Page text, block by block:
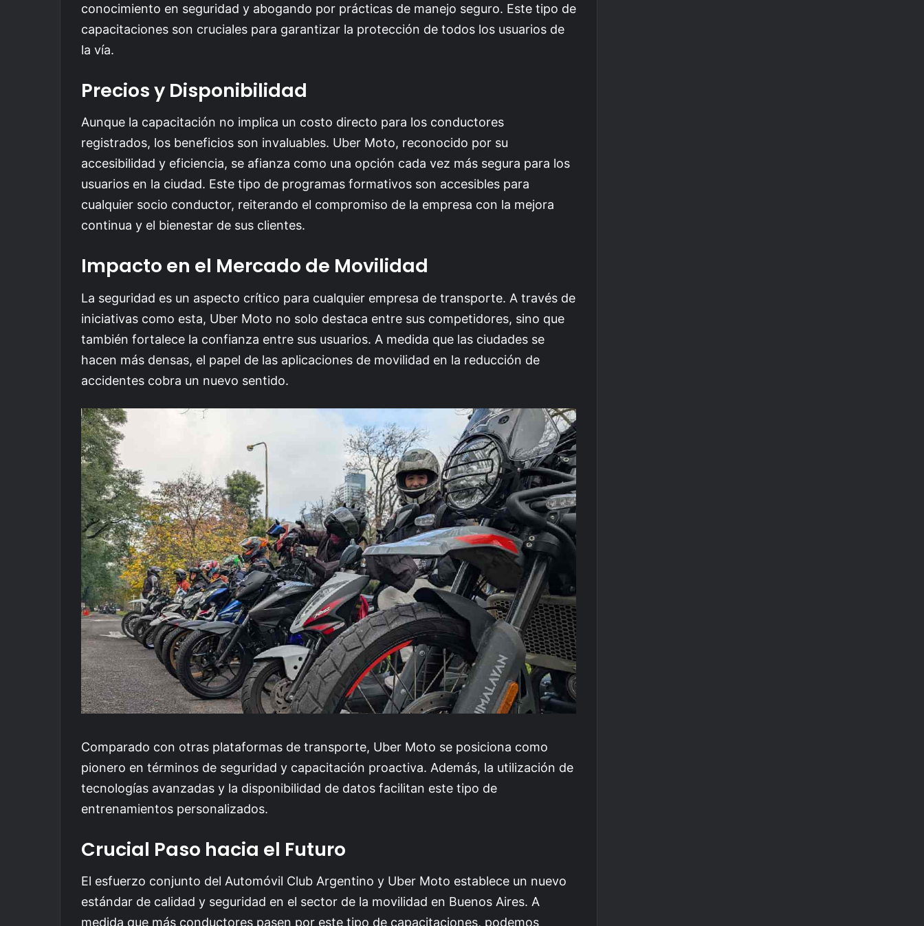
conocimiento en seguridad y abogando por prácticas de manejo seguro. Este tipo de
capacitaciones son cruciales para garantizar la protección de todos los usuarios de
la vía.
Precios y Disponibilidad
Aunque la capacitación no implica un costo directo para los conductores
registrados, los beneficios son invaluables. Uber Moto, reconocido por su
accesibilidad y eficiencia, se afianza como una opción cada vez más segura para los
usuarios en la ciudad. Este tipo de programas formativos son accesibles para
cualquier socio conductor, reiterando el compromiso de la empresa con la mejora
continua y el bienestar de sus clientes.
Impacto en el Mercado de Movilidad
La seguridad es un aspecto crítico para cualquier empresa de transporte. A través de
iniciativas como esta, Uber Moto no solo destaca entre sus competidores, sino que
también fortalece la confianza entre sus usuarios. A medida que las ciudades se
hacen más densas, el papel de las aplicaciones de movilidad en la reducción de
accidentes cobra un nuevo sentido.
Comparado con otras plataformas de transporte, Uber Moto se posiciona como
pionero en términos de seguridad y capacitación proactiva. Además, la utilización de
tecnologías avanzadas y la disponibilidad de datos facilitan este tipo de
entrenamientos personalizados.
Crucial Paso hacia el Futuro
El esfuerzo conjunto del Automóvil Club Argentino y Uber Moto establece un nuevo
estándar de calidad y seguridad en el sector de la movilidad en Buenos Aires. A
medida que más conductores pasen por este tipo de capacitaciones, podemos